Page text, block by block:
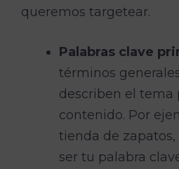
queremos targetear.
Palabras clave
términos
describen el tema
contenido. Por
tienda de zapatos,
ser tu palabra